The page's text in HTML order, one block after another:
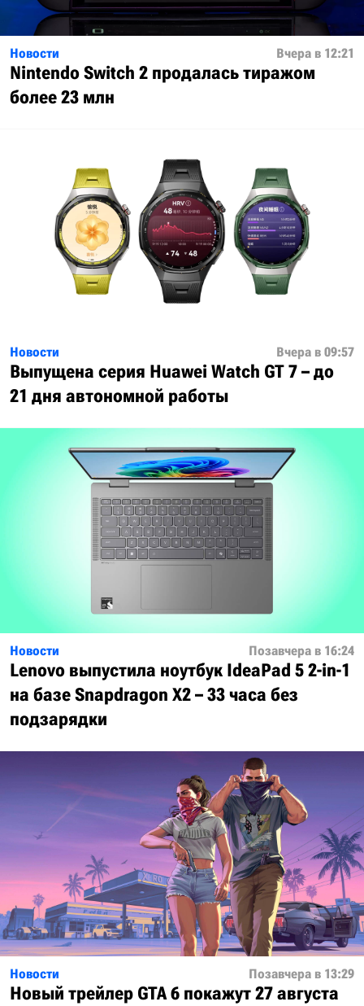
Новости Вчера в 12:21
Nintendo Switch 2 продалась тиражом
более 23 млн
Новости Вчера в 09:57
Выпущена серия Huawei Watch GT 7 – до
21 дня автономной работы
Новости Позавчера в 16:24
Lenovo выпустила ноутбук IdeaPad 5 2-in-1
на базе Snapdragon X2 – 33 часа без
подзарядки
Новости Позавчера в 13:29
Новый трейлер GTA 6 покажут 27 августа